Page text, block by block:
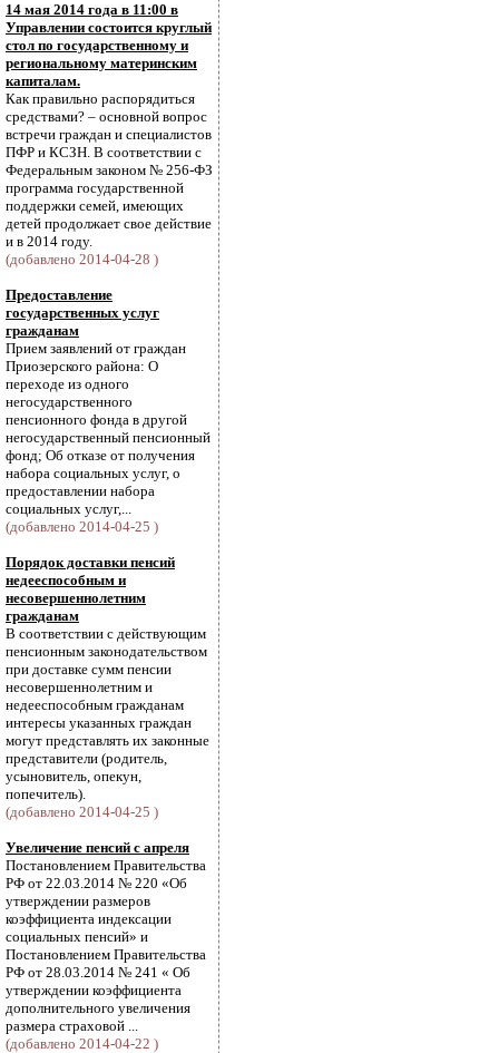
14 мая 2014 года в 11:00 в
Управлении состоится круглый
стол по государственному и
региональному материнским
капиталам.
Как правильно распорядиться
средствами? – основной вопрос
встречи граждан и специалистов
ПФР и КСЗН. В соответствии с
Федеральным законом № 256-ФЗ
программа государственной
поддержки семей, имеющих
детей продолжает свое действие
и в 2014 году.
(добавлено 2014-04-28 )
Предоставление
государственных услуг
гражданам
Прием заявлений от граждан
Приозерского района: О
переходе из одного
негосударственного
пенсионного фонда в другой
негосударственный пенсионный
фонд; Об отказе от получения
набора социальных услуг, о
предоставлении набора
социальных услуг,...
(добавлено 2014-04-25 )
Порядок доставки пенсий
недееспособным и
несовершеннолетним
гражданам
В соответствии с действующим
пенсионным законодательством
при доставке сумм пенсии
несовершеннолетним и
недееспособным гражданам
интересы указанных граждан
могут представлять их законные
представители (родитель,
усыновитель, опекун,
попечитель).
(добавлено 2014-04-25 )
Увеличение пенсий с апреля
Постановлением Правительства
РФ от 22.03.2014 № 220 «Об
утверждении размеров
коэффициента индексации
социальных пенсий» и
Постановлением Правительства
РФ от 28.03.2014 № 241 « Об
утверждении коэффициента
дополнительного увеличения
размера страховой ...
(добавлено 2014-04-22 )